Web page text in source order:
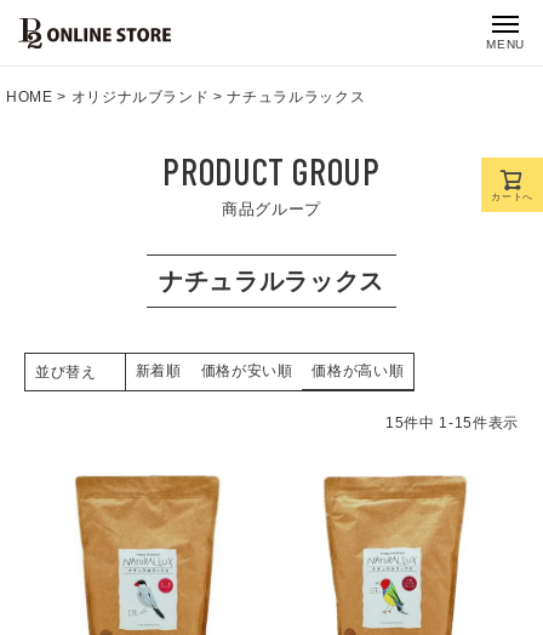
MENU
HOME オリジナルブランド ナチュラルラックス
PRODUCT GROUP
商品グループ
ナチュラルラックス
並び替え 新着順 価格が安い順 価格が高い順
15件中 1-15件表示
カートへ